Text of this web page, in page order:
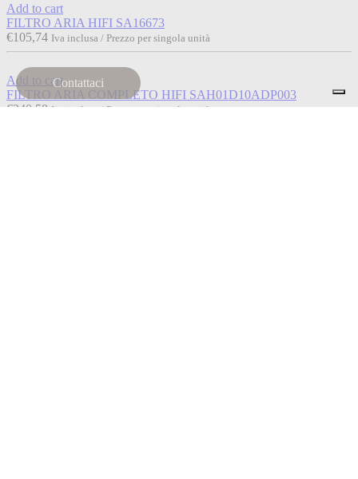
Add to cart
FILTRO ARIA HIFI SA16673
€105,74 Iva inclusa / Prezzo per singola unità
Add to cart
FILTRO ARIA COMPLETO HIFI SAH01D10ADP003
€240,58 Iva inclusa / Prezzo per singola unità
Contattaci